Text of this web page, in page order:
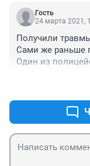
Гость
24 марта 2021,
Получили
Сами же раньше
Один из